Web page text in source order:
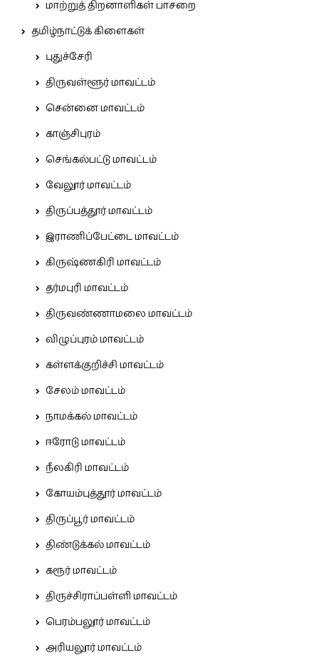
மாற்றுத் திறனாளிகள் பாசறை
தமிழ்நாட்டுக் கிளைகள்
புதுச்சேரி
திருவள்ளூர் மாவட்டம்
சென்னை மாவட்டம்
காஞ்சிபுரம்
செங்கல்பட்டு மாவட்டம்
வேலூர் மாவட்டம்
திருப்பத்தூர் மாவட்டம்
இராணிப்பேட்டை மாவட்டம்
கிருஷ்ணகிரி மாவட்டம்
தர்மபுரி மாவட்டம்
திருவண்ணாமலை மாவட்டம்
விழுப்புரம் மாவட்டம்
கள்ளக்குறிச்சி மாவட்டம்
சேலம் மாவட்டம்
நாமக்கல் மாவட்டம்
ஈரோடு மாவட்டம்
நீலகிரி மாவட்டம்
கோயம்புத்தூர் மாவட்டம்
திருப்பூர் மாவட்டம்
திண்டுக்கல் மாவட்டம்
கரூர் மாவட்டம்
திருச்சிராப்பள்ளி மாவட்டம்
பெரம்பலூர் மாவட்டம்
அரியலூர் மாவட்டம்